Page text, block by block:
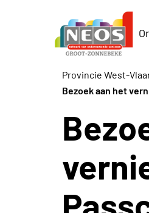
Provincie West-
Bezoek aan het